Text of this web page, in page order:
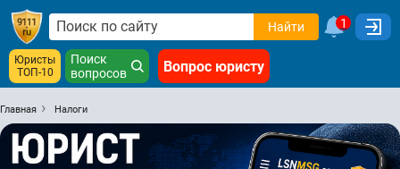
Найти 1
Юристы
ТОП-10
Поиск
вопросов
Вопрос юристу
Главная Налоги